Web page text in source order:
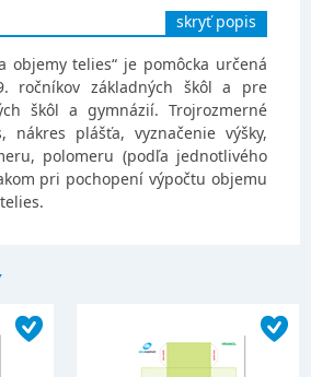
skryť popis
objemy telies“ je pomôcka určená
ročníkov základných škôl a pre
škôl a gymnázií. Trojrozmerné
nákres plášťa, vyznačenie výšky,
polomeru (podľa jednotlivého
pri pochopení výpočtu objemu